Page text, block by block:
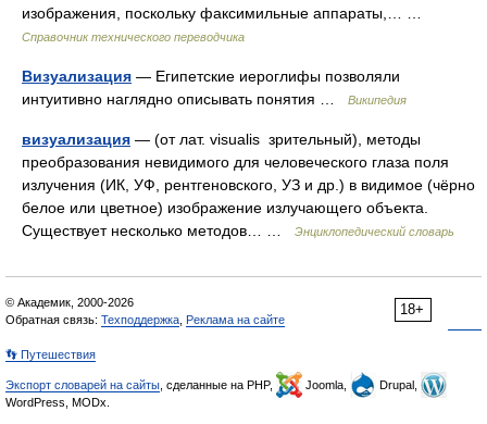
изображения, поскольку факсимильные аппараты,… …
Справочник технического переводчика
Визуализация — Египетские иероглифы позволяли
интуитивно наглядно описывать понятия …
Википедия
визуализация — (от лат. visualis зрительный), методы
преобразования невидимого для человеческого глаза поля
излучения (ИК, УФ, рентгеновского, УЗ и др.) в видимое (чёрно
белое или цветное) изображение излучающего объекта.
Существует несколько методов… …
Энциклопедический словарь
18+
© Академик, 2000-2026
Обратная связь: Техподдержка Реклама на сайте
👣 Путешествия
Экспорт словарей на сайты , сделанные на PHP, Joomla,
Drupal,
WordPress, MODx.